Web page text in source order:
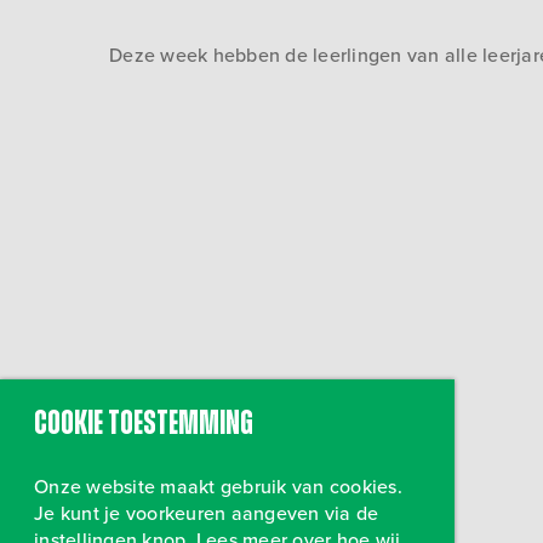
Deze week hebben de leerlingen van alle
Cookie toestemming
Onze website maakt gebruik van cookies.
Je kunt je voorkeuren aangeven via de